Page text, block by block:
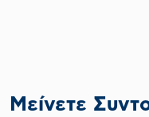
Μείνετε